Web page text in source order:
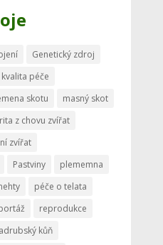
Genetický zdroj
kvalita péče
skotu
masný skot
z chovu zvířat
zvířat
Pastviny
plememna
péče o telata
reprodukce
kůň